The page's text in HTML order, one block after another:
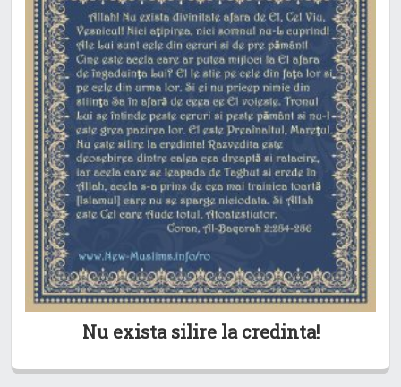
Nu exista silire la credinta!